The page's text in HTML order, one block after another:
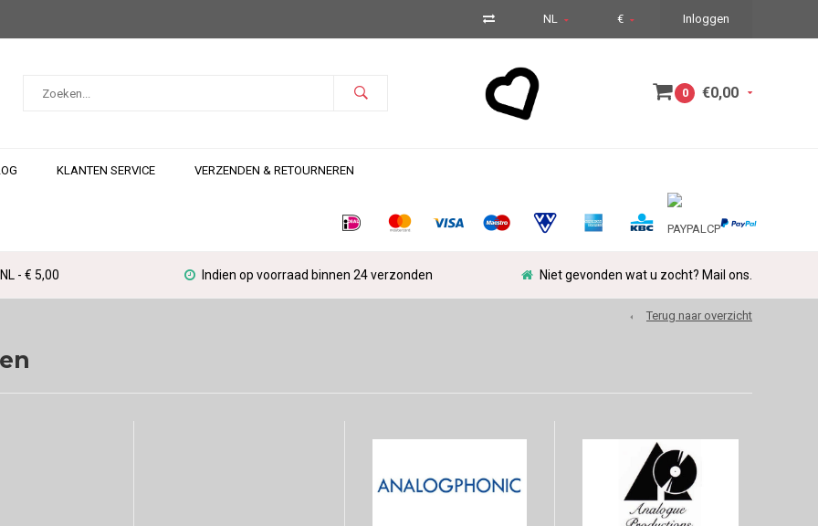
NL € Inloggen
0 €0,00
KLANTEN SERVICE VERZENDEN & RETOURNEREN
- € 5,00 Indien op voorraad binnen 24 verzonden Niet gevonden wat u zocht? Mail ons.
Terug naar overzicht